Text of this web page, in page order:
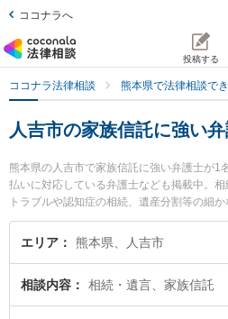
ココナラへ
投稿する
ココナラ法律相談 熊本県で法律相談で
人吉市の家族信託に強い
熊本県の人吉市で家族信託に強い弁護士が1
払いに対応している弁護士なども掲載中。
トラブルや認知症の相続、遺産分割等の細
利です。特にひとよし法律事務所の中嶽 修
士費用、強みなどが注目されています。『
できる人吉市内の弁護士に相談予約したい
すめです。
エリア 熊本県、人吉市
相談内容 相続・遺言、家族信託